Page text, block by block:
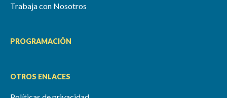
Trabaja con Nosotros
PROGRAMACIÓN
OTROS ENLACES